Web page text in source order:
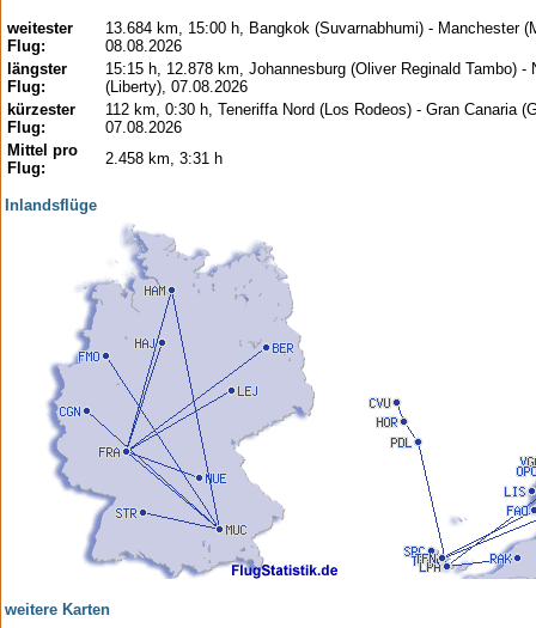
weitester
Flug:
13.684 km, 15:00 h, Bangkok (Suvarnabhumi) - Manchester
08.08.2026
längster
Flug:
15:15 h, 12.878 km, Johannesburg (Oliver Reginald Tambo) -
(Liberty), 07.08.2026
kürzester
Flug:
112 km, 0:30 h, Teneriffa Nord (Los Rodeos) - Gran Canaria
07.08.2026
Mittel pro
Flug:
2.458 km, 3:31 h
Inlandsflüge
weitere Karten